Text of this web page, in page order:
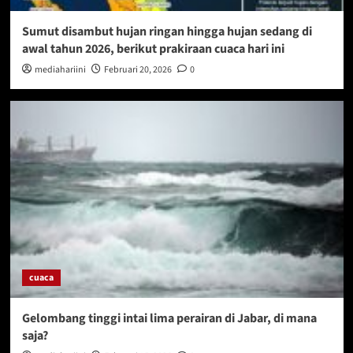
Sumut disambut hujan ringan hingga hujan sedang di
awal tahun 2026, berikut prakiraan cuaca hari ini
mediahariini Februari 20, 2026 0
cuaca
Gelombang tinggi intai lima perairan di Jabar, di mana
saja?